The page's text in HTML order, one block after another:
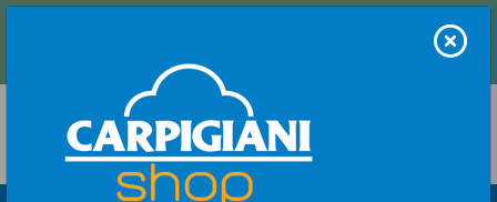
Ihre Gebrauchtmaschine ganz einfach bewerten:
Kontaktieren Sie
Menu Open